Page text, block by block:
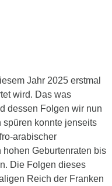
Jahr 2025 erstmal
wird. Das was
dessen Folgen wir nun
spüren konnte jenseits
arabischer
Geburtenraten bis
Die Folgen dieses
Reich der Franken